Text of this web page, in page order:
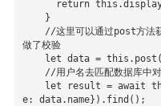
做了校验
e: data.name}).find();